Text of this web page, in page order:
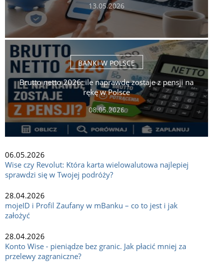
13.05.2026
BANKI W POLSCE
Brutto netto 2026: ile naprawdę zostaje z pensji na
rękę w Polsce
08.05.2026
06.05.2026
Wise czy Revolut: Która karta wielowalutowa najlepiej
sprawdzi się w Twojej podróży?
28.04.2026
mojeID i Profil Zaufany w mBanku – co to jest i jak
założyć
28.04.2026
Konto Wise - pieniądze bez granic. Jak płacić mniej za
przelewy zagraniczne?